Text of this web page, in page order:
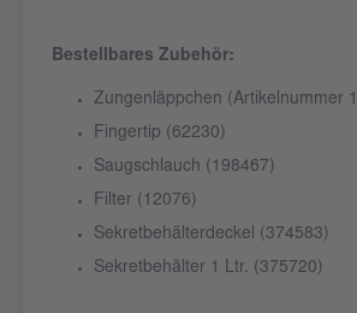
Bestellbares Zubehör:
Zungenläppchen (Artikelnummer
Fingertip (62230)
Saugschlauch (198467)
Filter (12076)
Sekretbehälterdeckel (374583)
Sekretbehälter 1 Ltr. (375720)